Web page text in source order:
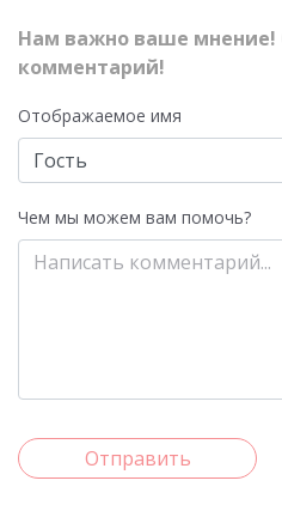
Нам важно ваше мнение!
комментарий!
Отображаемое имя
Чем мы можем вам помочь?
Отправить